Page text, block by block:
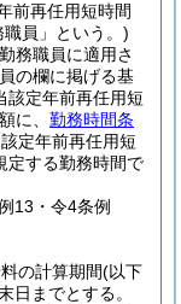
前再任用短時間
員」という。)
務職員に適用さ
の欄に掲げる基
該定年前再任用短
に、 勤務時間条
定年前再任用短
定する勤務時間で
13・令4条例
の計算期間(以下
日までとする。